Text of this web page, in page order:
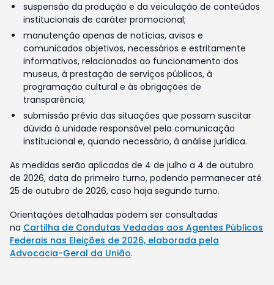
suspensão da produção e da veiculação de conteúdos
institucionais de caráter promocional;
manutenção apenas de notícias, avisos e
comunicados objetivos, necessários e estritamente
informativos, relacionados ao funcionamento dos
museus, à prestação de serviços públicos, à
programação cultural e às obrigações de
transparência;
submissão prévia das situações que possam suscitar
dúvida à unidade responsável pela comunicação
institucional e, quando necessário, à análise jurídica.
As medidas serão aplicadas de 4 de julho a 4 de outubro
de 2026, data do primeiro turno, podendo permanecer até
25 de outubro de 2026, caso haja segundo turno.
Orientações detalhadas podem ser consultadas
na Cartilha de Condutas Vedadas aos Agentes Públicos
Federais nas Eleições de 2026, elaborada pela
Advocacia-Geral da União.